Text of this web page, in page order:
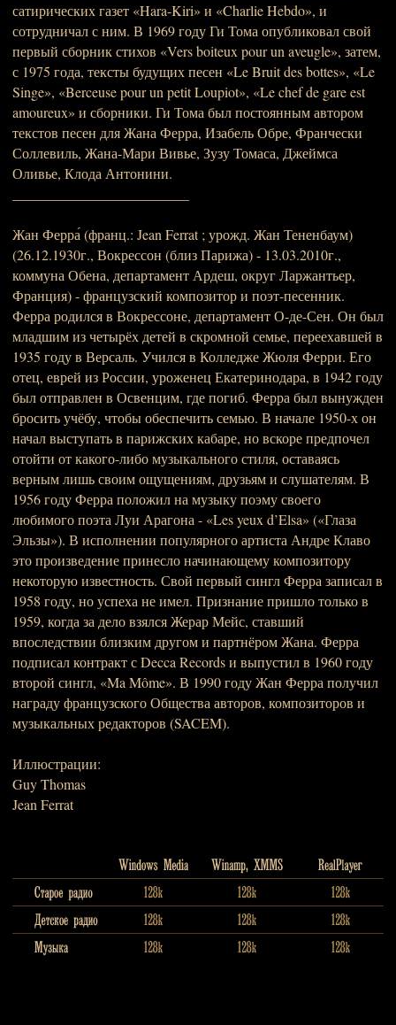
сатирических газет «Hara-Kiri» и «Charlie Hebdo», и
сотрудничал с ним. В 1969 году Ги Тома опубликовал свой
первый сборник стихов «Vers boiteux pour un aveugle», затем,
с 1975 года, тексты будущих песен «Le Bruit des bottes», «Le
Singe», «Berceuse pour un petit Loupiot», «Le chef de gare est
amoureux» и сборники. Ги Тома был постоянным автором
текстов песен для Жана Ферра, Изабель Обре, Франчески
Соллевиль, Жана-Мари Вивье, Зузу Томаса, Джеймса
Оливье, Клода Антонини.
Жан Ферра́ (франц.: Jean Ferrat ; урожд. Жан Тененбаум)
(26.12.1930г., Вокрессон (близ Парижа) - 13.03.2010г.,
коммуна Обена, департамент Ардеш, округ Ларжантьер,
Франция) - французский композитор и поэт-песенник.
Ферра родился в Вокрессоне, департамент О-де-Сен. Он был
младшим из четырёх детей в скромной семье, переехавшей в
1935 году в Версаль. Учился в Колледже Жюля Ферри. Его
отец, еврей из России, уроженец Екатеринодара, в 1942 году
был отправлен в Освенцим, где погиб. Ферра был вынужден
бросить учёбу, чтобы обеспечить семью. В начале 1950-х он
начал выступать в парижских кабаре, но вскоре предпочел
отойти от какого-либо музыкального стиля, оставаясь
верным лишь своим ощущениям, друзьям и слушателям. В
1956 году Ферра положил на музыку поэму своего
любимого поэта Луи Арагона - «Les yeux d’Elsa» («Глаза
Эльзы»). В исполнении популярного артиста Андре Клаво
это произведение принесло начинающему композитору
некоторую известность. Свой первый сингл Ферра записал в
1958 году, но успеха не имел. Признание пришло только в
1959, когда за дело взялся Жерар Мейс, ставший
впоследствии близким другом и партнёром Жана. Ферра
подписал контракт с Decca Records и выпустил в 1960 году
второй сингл, «Ma Môme». В 1990 году Жан Ферра получил
награду французского Общества авторов, композиторов и
музыкальных редакторов (SACEM).
Иллюстрации:
Guy Thomas
Jean Ferrat